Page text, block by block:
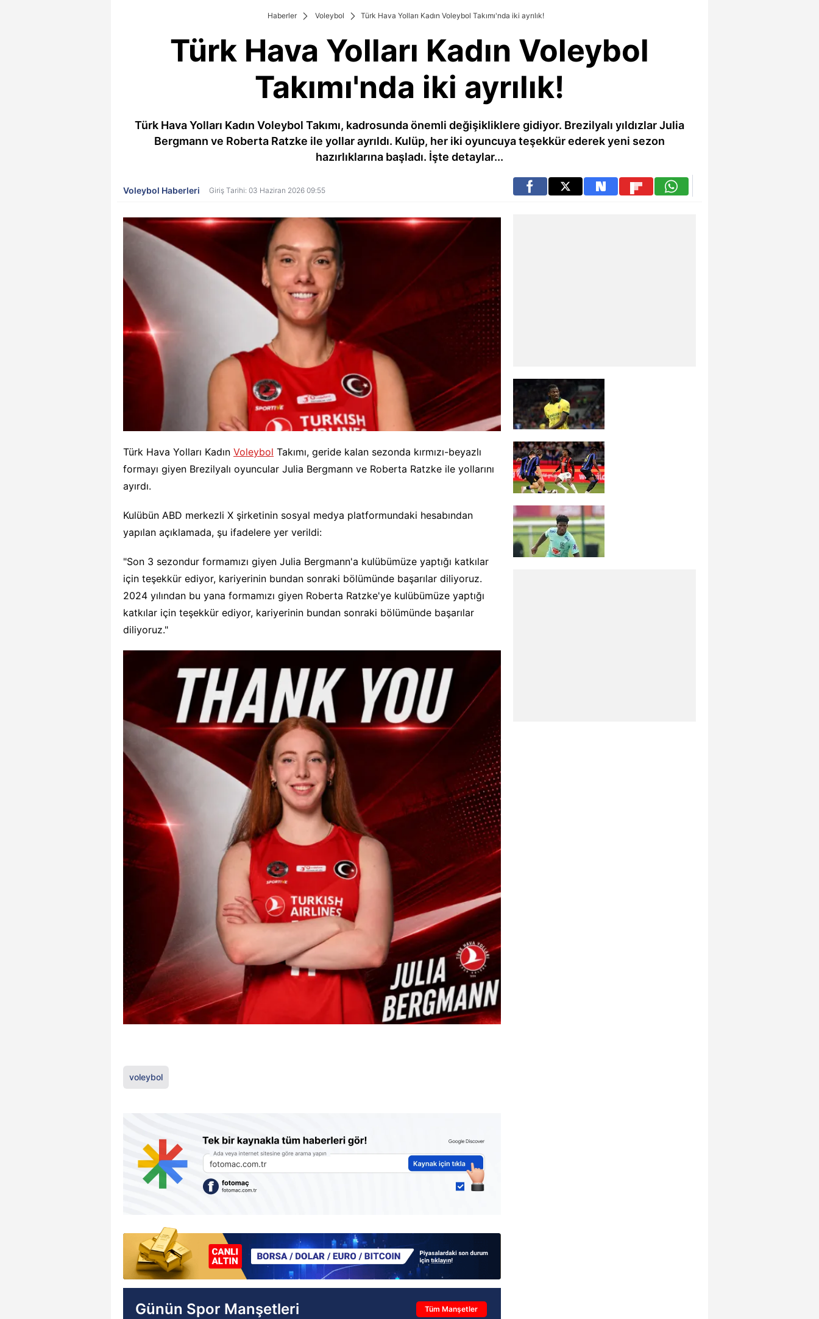
Haberler Voleybol Türk Hava Yolları Kadın Voleybol Takımı'nda iki ayrılık!
Türk Hava Yolları Kadın Voleybol
Takımı'nda iki ayrılık!
Türk Hava Yolları Kadın Voleybol Takımı, kadrosunda önemli değişikliklere gidiyor. Brezilyalı yıldızlar Julia
Bergmann ve Roberta Ratzke ile yollar ayrıldı. Kulüp, her iki oyuncuya teşekkür ederek yeni sezon
hazırlıklarına başladı. İşte detaylar...
Voleybol Haberleri Giriş Tarihi: 03 Haziran 2026 09:55
Türk Hava Yolları Kadın Voleybol Takımı, geride kalan sezonda kırmızı-beyazlı
formayı giyen Brezilyalı oyuncular Julia Bergmann ve Roberta Ratzke ile yollarını
ayırdı.
Kulübün ABD merkezli X şirketinin sosyal medya platformundaki hesabından
yapılan açıklamada, şu ifadelere yer verildi:
"Son 3 sezondur formamızı giyen Julia Bergmann'a kulübümüze yaptığı katkılar
için teşekkür ediyor, kariyerinin bundan sonraki bölümünde başarılar diliyoruz.
2024 yılından bu yana formamızı giyen Roberta Ratzke'ye kulübümüze yaptığı
katkılar için teşekkür ediyor, kariyerinin bundan sonraki bölümünde başarılar
diliyoruz."
voleybol
Günün Spor Manşetleri Tüm Manşetler